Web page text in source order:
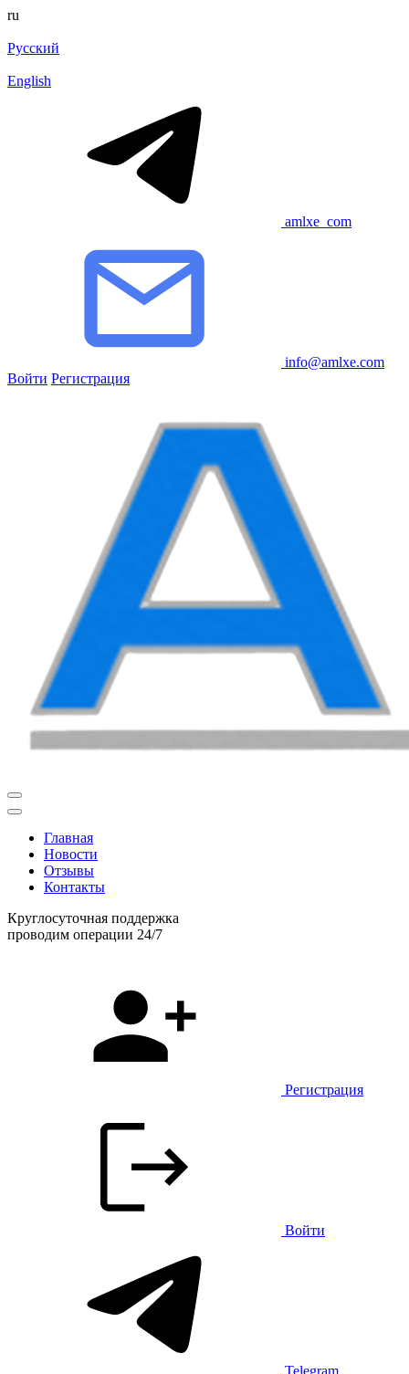
ru
Русский
English
amlxe_com
info@amlxe.com
Войти Регистрация
Главная
Новости
Отзывы
Контакты
Круглосуточная поддержка
проводим операции 24/7
Регистрация
Войти
Telegram